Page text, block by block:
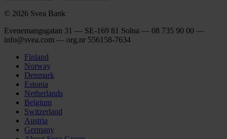
© 2026 Svea Bank
Evenemangsgatan 31 — SE-169 81 Solna — 08 735 90 00 —
info@svea.com — org.nr 556158‑7634
Finland
Norway
Denmark
Estonia
Netherlands
Belgium
Switzerland
Austria
Germany